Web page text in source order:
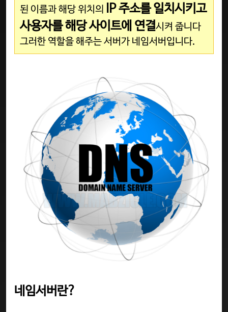
된 이름과 해당 위치의
IP 주소를 일치시키고
사용자를 해당 사이트에 연결시켜 줍니다
그러한 역할을 해주는 서버가 네임서버입니다.
네임서버란?